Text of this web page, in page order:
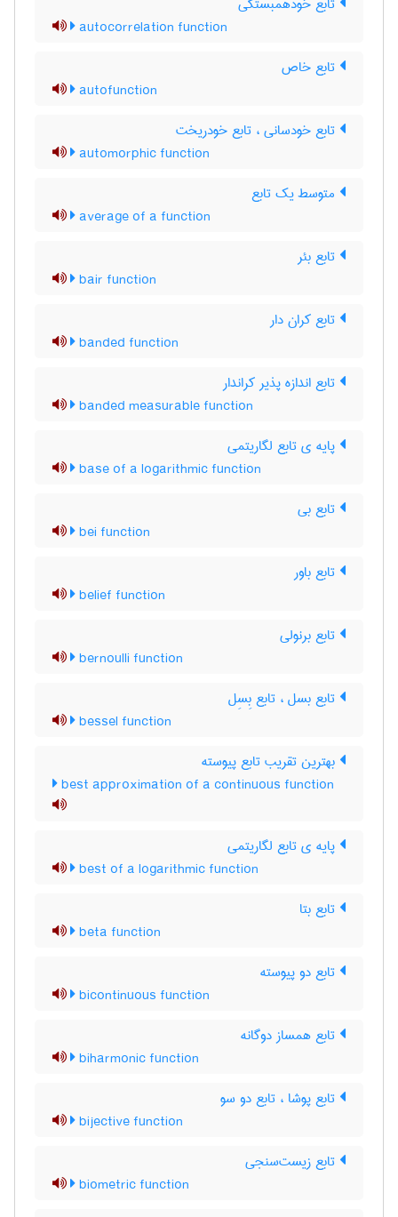
autocorrelation function
تابع خاص
autofunction
تابع خودسانی ، تابع خودریخت
automorphic function
متوسط یک تابع
average of a function
تابع بئر
bair function
تابع کران دار
banded function
تابع اندازه پذیر کراندار
banded measurable function
پایه ی تابع لگاریتمی
base of a logarithmic function
تابع بی
bei function
تابع باور
belief function
تابع برنولی
bernoulli function
تابع بسل ، تابع بِسِل
bessel function
بهترین تقریب تابع پیوسته
best approximation of a continuous function
پایه ی تابع لگاریتمی
best of a logarithmic function
تابع بتا
beta function
تابع دو پیوسته
bicontinuous function
تابع همساز دوگانه
biharmonic function
تابع پوشا ، تابع دو سو
bijective function
تابع زیست‌سنجی
biometric function